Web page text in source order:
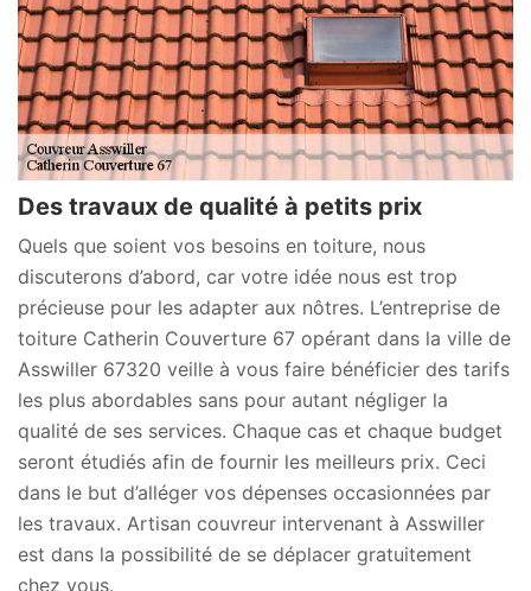
Des travaux de qualité à petits prix
Quels que soient vos besoins en toiture, nous
discuterons d’abord, car votre idée nous est trop
précieuse pour les adapter aux nôtres. L’entreprise de
toiture Catherin Couverture 67 opérant dans la ville de
Asswiller 67320 veille à vous faire bénéficier des tarifs
les plus abordables sans pour autant négliger la
qualité de ses services. Chaque cas et chaque budget
seront étudiés afin de fournir les meilleurs prix. Ceci
dans le but d’alléger vos dépenses occasionnées par
les travaux. Artisan couvreur intervenant à Asswiller
est dans la possibilité de se déplacer gratuitement
chez vous.